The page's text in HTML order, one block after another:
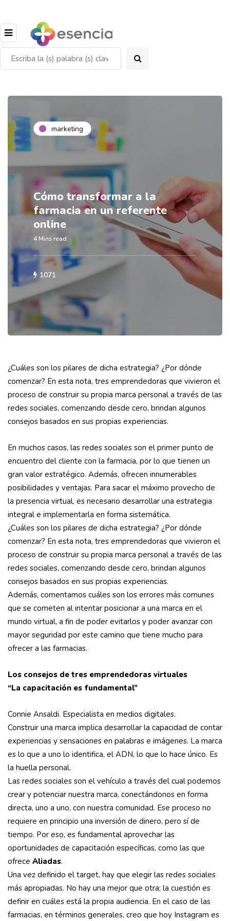
marketing
Cómo transformar a la
farmacia en un referente
online
4 Mins read
1071
¿Cuáles son los pilares de dicha estrategia? ¿Por dónde
comenzar? En esta nota, tres emprendedoras que vivieron el
proceso de construir su propia marca personal a través de las
redes sociales, comenzando desde cero, brindan algunos
consejos basados en sus propias experiencias.
En muchos casos, las redes sociales son el primer punto de
encuentro del cliente con la farmacia, por lo que tienen un
gran valor estratégico. Además, ofrecen innumerables
posibilidades y ventajas. Para sacar el máximo provecho de
la presencia virtual, es necesario desarrollar una estrategia
integral e implementarla en forma sistemática.
¿Cuáles son los pilares de dicha estrategia? ¿Por dónde
comenzar? En esta nota, tres emprendedoras que vivieron el
proceso de construir su propia marca personal a través de las
redes sociales, comenzando desde cero, brindan algunos
consejos basados en sus propias experiencias.
Además, comentamos cuáles son los errores más comunes
que se cometen al intentar posicionar a una marca en el
mundo virtual, a fin de poder evitarlos y poder avanzar con
mayor seguridad por este camino que tiene mucho para
ofrecer a las farmacias.
Los consejos de tres emprendedoras virtuales
“La capacitación es fundamental”
Connie Ansaldi. Especialista en medios digitales.
Construir una marca implica desarrollar la capacidad de contar
experiencias y sensaciones en palabras e imágenes. La marca
es lo que a uno lo identifica, el ADN, lo que lo hace único. Es
la huella personal.
Las redes sociales son el vehículo a través del cual podemos
crear y potenciar nuestra marca, conectándonos en forma
directa, uno a uno, con nuestra comunidad. Ese proceso no
requiere en principio una inversión de dinero, pero sí de
tiempo. Por eso, es fundamental aprovechar las
oportunidades de capacitación específicas, como las que
ofrece Aliadas.
Una vez definido el target, hay que elegir las redes sociales
más apropiadas. No hay una mejor que otra; la cuestión es
definir en cuáles está la propia audiencia. En el caso de las
farmacias, en términos generales, creo que hoy Instagram es